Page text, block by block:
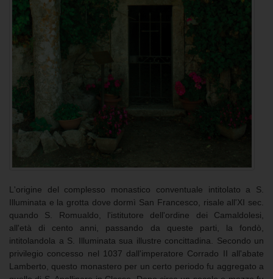
L'origine del complesso monastico conventuale intitolato a S.
Illuminata e la grotta dove dormì San Francesco, risale all'XI sec.
quando S. Romualdo, l'istitutore dell'ordine dei Camaldolesi,
all'età di cento anni, passando da queste parti, la fondò,
intitolandola a S. Illuminata sua illustre concittadina. Secondo un
privilegio concesso nel 1037 dall'imperatore Corrado II all'abate
Lamberto, questo monastero per un certo periodo fu aggregato a